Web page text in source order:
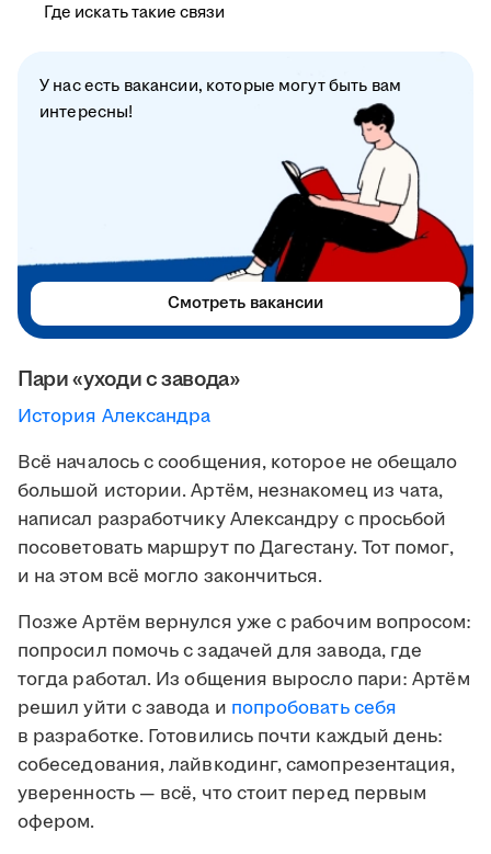
Пари «уходи с завода»
История Александра
Всё началось с сообщения, которое не обещало
большой истории. Артём, незнакомец из чата,
написал разработчику Александру с просьбой
посоветовать маршрут по Дагестану. Тот помог,
и на этом всё могло закончиться.
Позже Артём вернулся уже с рабочим вопросом:
попросил помочь с задачей для завода, где
тогда работал. Из общения выросло пари: Артём
решил уйти с завода и попробовать себя
в разработке. Готовились почти каждый день:
собеседования, лайвкодинг, самопрезентация,
уверенность — всё, что стоит перед первым
офером.
Где искать такие связи
У нас есть вакансии, которые могут быть вам
интересны!
Смотреть вакансии